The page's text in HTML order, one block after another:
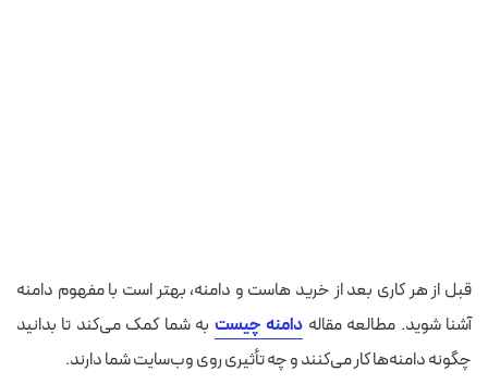
قبل از هر کاری بعد از خرید هاست و دامنه، بهتر است با مفهوم دامنه
آشنا شوید. مطالعه مقاله دامنه چیست به شما کمک می‌کند تا بدانید
چگونه دامنه‌ها کار می‌کنند و چه تأثیری روی وب‌سایت شما دارند.